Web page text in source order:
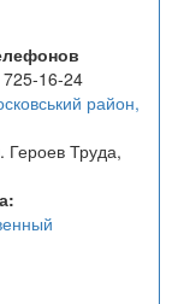
16-24
район,
Героев Труда,